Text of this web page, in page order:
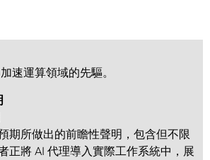
速運算領域的先驅。
期所做出的前瞻性聲明，包含但不限
正將 AI 代理導入實際工作系統中，展